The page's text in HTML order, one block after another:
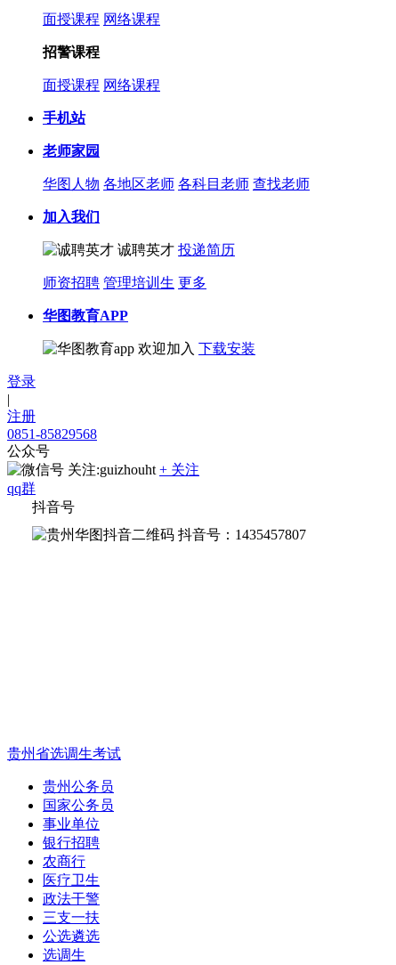
面授课程 网络课程
招警课程
面授课程 网络课程
手机站
老师家园
华图人物 各地区老师 各科目老师 查找老师
加入我们
诚聘英才 投递简历
师资招聘 管理培训生 更多
华图教育APP
欢迎加入 下载安装
登录
|
注册
0851-85829568
公众号
关注:guizhouht + 关注
qq群
抖音号
抖音号：1435457807
贵州省选调生考试
贵州公务员
国家公务员
事业单位
银行招聘
农商行
医疗卫生
政法干警
三支一扶
公选遴选
选调生